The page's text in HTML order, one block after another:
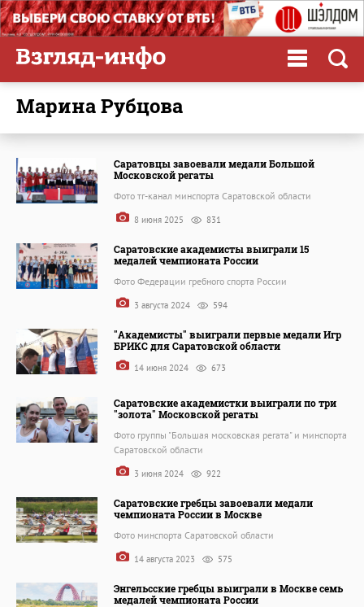
Марина Рубцова
Саратовцы завоевали медали Большой
Московской регаты
Фото тг-канал минспорта Саратовской области
8 июня 2025 831
Саратовские академисты выиграли 15
медалей чемпионата России
Фото Федерации гребного спорта России
3 августа 2024 594
"Академисты" выиграли первые медали Игр
БРИКС для Саратовской области
14 июня 2024 673
Саратовские академистки выиграли по три
"золота" Московской регаты
Фото группы "Большая московская регата" и минспорта
Саратовской области
3 июня 2024 922
Саратовские гребцы завоевали медали
чемпионата России в Москве
Фото минспорта Саратовской области
14 августа 2023 575
Энгельсские гребцы выиграли в Москве семь
медалей чемпионата России